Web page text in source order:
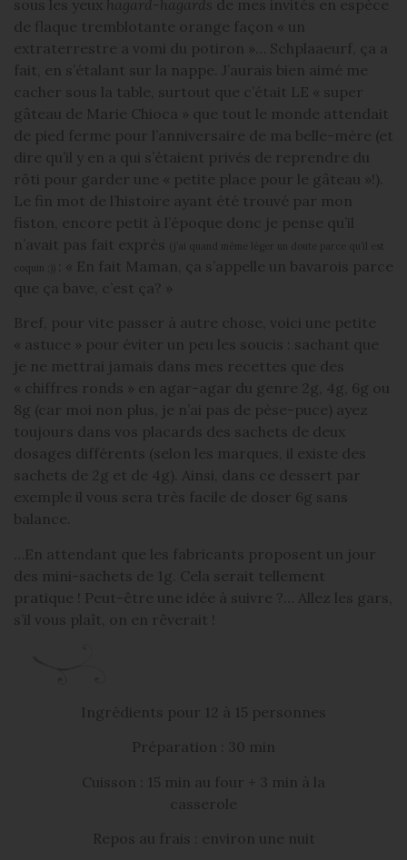
sous les yeux hagard-hagards de mes invités en espèce
de flaque tremblotante orange façon « un
extraterrestre a vomi du potiron »… Schplaaeurf, ça a
fait, en s’étalant sur la nappe. J’aurais bien aimé me
cacher sous la table, surtout que c’était LE « super
gâteau de Marie Chioca » que tout le monde attendait
de pied ferme pour l’anniversaire de ma belle-mère (et
dire qu’il y en a qui s’étaient privés de reprendre du
rôti pour garder une « petite place pour le gâteau »!).
Le fin mot de l’histoire ayant été trouvé par mon
fiston, encore petit à l’époque donc je pense qu’il
n’avait pas fait exprès (j’ai quand même léger un doute parce qu’il est
coquin ;))
: « En fait Maman, ça s’appelle un bavarois parce
que ça bave, c’est ça? »
Bref, pour vite passer à autre chose, voici une petite
« astuce » pour éviter un peu les soucis : sachant que
je ne mettrai jamais dans mes recettes que des
« chiffres ronds » en agar-agar du genre 2g, 4g, 6g ou
8g (car moi non plus, je n’ai pas de pèse-puce) ayez
toujours dans vos placards des sachets de deux
dosages différents (selon les marques, il existe des
sachets de 2g et de 4g). Ainsi, dans ce dessert par
exemple il vous sera très facile de doser 6g sans
balance.
…En attendant que les fabricants proposent un jour
des mini-sachets de 1g. Cela serait tellement
pratique ! Peut-être une idée à suivre ?… Allez les gars,
s’il vous plaît, on en rêverait !
Ingrédients pour 12 à 15 personnes
Préparation : 30 min
Cuisson : 15 min au four + 3 min à la
casserole
Repos au frais : environ une nuit